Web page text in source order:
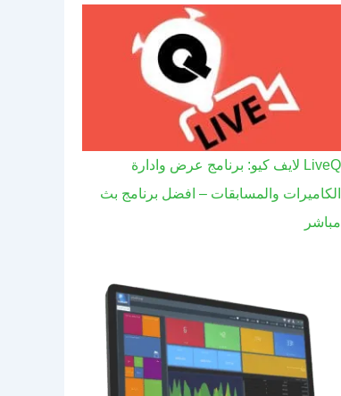
LiveQ لايف كيو: برنامج عرض وادارة
الكاميرات والمسابقات – افضل برنامج بث
مباشر